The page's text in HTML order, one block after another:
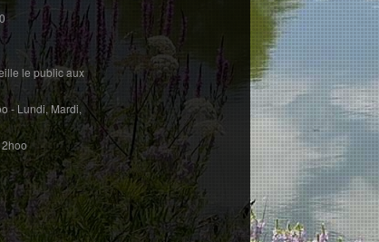
le public aux
- Lundi, Mardi,